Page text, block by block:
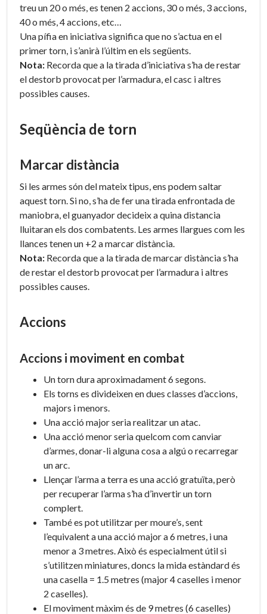
treu un 20 o més, es tenen 2 accions, 30 o més, 3 accions,
40 o més, 4 accions, etc…
Una pífia en iniciativa significa que no s’actua en el
primer torn, i s’anirà l’últim en els següents.
Nota: Recorda que a la tirada d’iniciativa s’ha de restar
el destorb provocat per l’armadura, el casc i altres
possibles causes.
Seqüència de torn
Marcar distància
Si les armes són del mateix tipus, ens podem saltar
aquest torn. Si no, s’ha de fer una tirada enfrontada de
maniobra, el guanyador decideix a quina distancia
lluitaran els dos combatents. Les armes llargues com les
llances tenen un +2 a marcar distància.
Nota: Recorda que a la tirada de marcar distància s’ha
de restar el destorb provocat per l’armadura i altres
possibles causes.
Accions
Accions i moviment en combat
Un torn dura aproximadament 6 segons.
Els torns es divideixen en dues classes d’accions,
majors i menors.
Una acció major seria realitzar un atac.
Una acció menor seria quelcom com canviar
d’armes, donar-li alguna cosa a algú o recarregar
un arc.
Llençar l’arma a terra es una acció gratuïta, però
per recuperar l’arma s’ha d’invertir un torn
complert.
També es pot utilitzar per moure’s, sent
l’equivalent a una acció major a 6 metres, i una
menor a 3 metres. Això és especialment útil si
s’utilitzen miniatures, doncs la mida estàndard és
una casella = 1.5 metres (major 4 caselles i menor
2 caselles).
El moviment màxim és de 9 metres (6 caselles)